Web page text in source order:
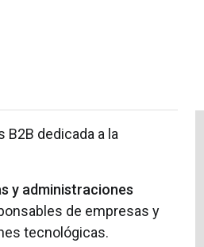
dedicada a la
y administraciones
de empresas y
tecnológicas.